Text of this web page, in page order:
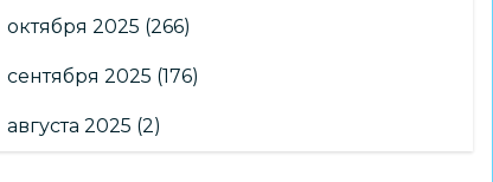
октября 2025 (266)
сентября 2025 (176)
августа 2025 (2)